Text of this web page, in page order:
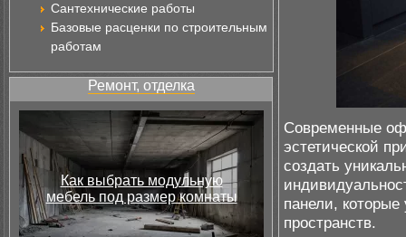
Сантехнические работы
Базовые расценки по строительным
работам
Ремонт, отделка
Как выбрать модульную
мебель под размер комнаты
Современные
эстетической
создать
панели,
пространств.